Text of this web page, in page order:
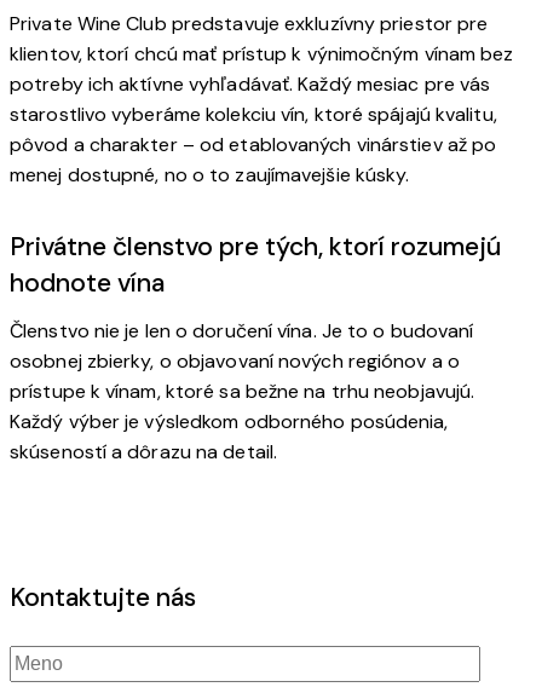
Private Wine Club predstavuje exkluzívny priestor pre
klientov, ktorí chcú mať prístup k výnimočným vínam bez
potreby ich aktívne vyhľadávať. Každý mesiac pre vás
starostlivo vyberáme kolekciu vín, ktoré spájajú kvalitu,
pôvod a charakter – od etablovaných vinárstiev až po
menej dostupné, no o to zaujímavejšie kúsky.
Privátne členstvo pre tých, ktorí rozumejú
hodnote vína
Členstvo nie je len o doručení vína. Je to o budovaní
osobnej zbierky, o objavovaní nových regiónov a o
prístupe k vínam, ktoré sa bežne na trhu neobjavujú.
Každý výber je výsledkom odborného posúdenia,
skúseností a dôrazu na detail.
Kontaktujte nás